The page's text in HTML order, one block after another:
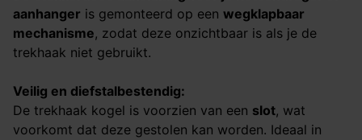
aanhanger is gemonteerd op een wegklapbaar
mechanisme, zodat deze onzichtbaar is als je de
trekhaak niet gebruikt.
Veilig en diefstalbestendig:
De trekhaak kogel is voorzien van een slot, wat
voorkomt dat deze gestolen kan worden. Ideaal in